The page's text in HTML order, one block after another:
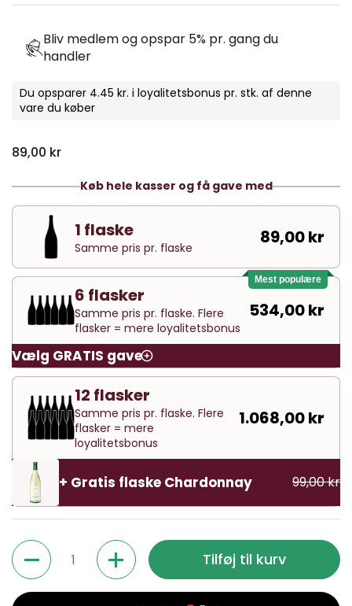
Bliv medlem og opspar 5% pr. gang du
handler
Du opsparer 4.45 kr. i loyalitetsbonus pr. stk. af denne
vare du køber
Normal pris
89,00 kr
Køb hele kasser og få gave med
1 flaske
Samme pris pr. flaske 89,00 kr
Mest populære
6 flasker
Samme pris pr. flaske. Flere
flasker = mere loyalitetsbonus
534,00 kr
Vælg GRATIS gave
12 flasker
Samme pris pr. flaske. Flere
flasker = mere
loyalitetsbonus
1.068,00 kr
+ Gratis flaske Chardonnay 99,00 kr
Antal
Tilføj til kurv